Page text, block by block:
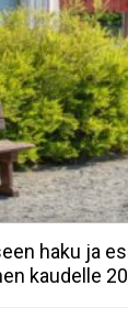
haku ja
kaudelle